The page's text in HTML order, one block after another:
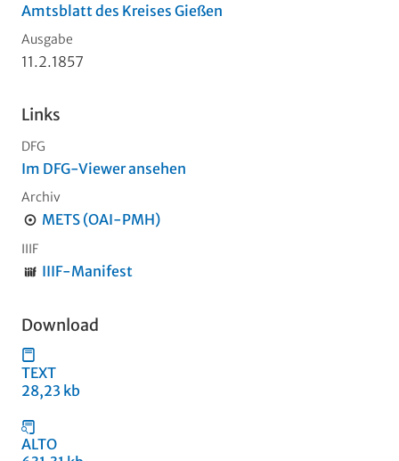
Amtsblatt des Kreises Gießen
Ausgabe
11.2.1857
Links
DFG
Im DFG-Viewer ansehen
Archiv
METS (OAI-PMH)
IIIF
IIIF-Manifest
Download
TEXT
28,23 kb
ALTO